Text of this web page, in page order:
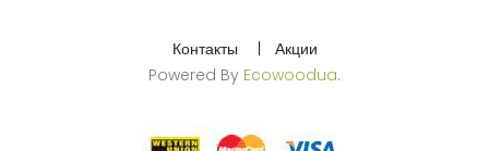
Контакты
Акции
Powered By Ecowoodua.